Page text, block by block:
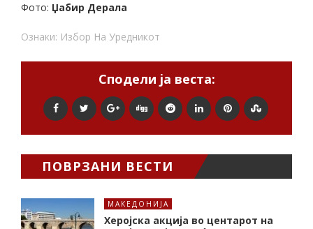
Фото: Џабир Дерала
Ознаки: Избор На Уредникот
Сподели ја веста:
ПОВРЗАНИ ВЕСТИ
МАКЕДОНИЈА
Херојска акција во центарот на